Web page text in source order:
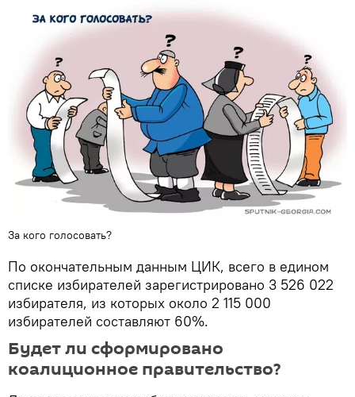
За кого голосовать?
По окончательным данным ЦИК, всего в едином
списке избирателей зарегистрировано 3 526 022
избирателя, из которых около 2 115 000
избирателей составляют 60%.
Будет ли сформировано
коалиционное правительство?